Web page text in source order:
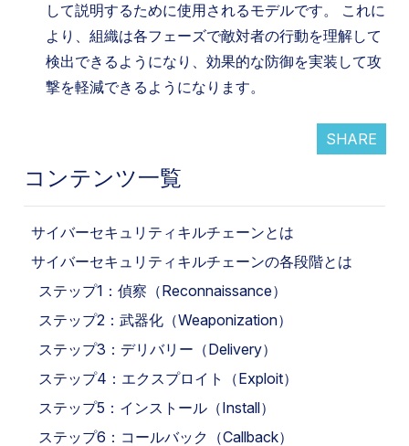
して説明するために使用されるモデルです。 これに
より、組織は各フェーズで敵対者の行動を理解して
検出できるようになり、効果的な防御を実装して攻
撃を軽減できるようになります。
SHARE
コンテンツ一覧
サイバーセキュリティキルチェーンとは
サイバーセキュリティキルチェーンの各段階とは
ステップ1：偵察（Reconnaissance）
ステップ2：武器化（Weaponization）
ステップ3：デリバリー（Delivery）
ステップ4：エクスプロイト（Exploit）
ステップ5：インストール（Install）
ステップ6：コールバック（Callback）